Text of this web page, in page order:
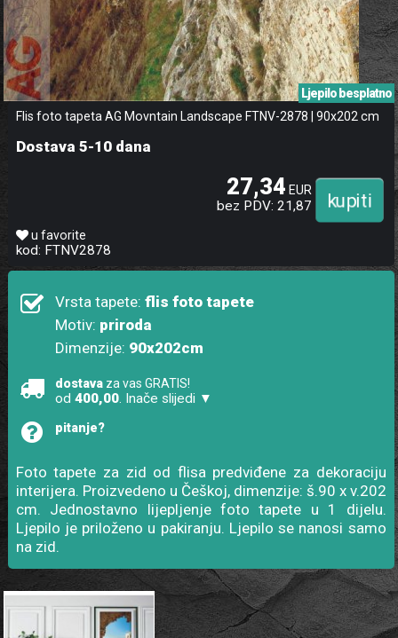
Flis foto tapeta AG Movntain Landscape FTNV-2878 | 90x202 cm
Ljepilo besplatno
Dostava 5-10 dana
27,34 EUR
bez PDV: 21,87
u favorite
kod: FTNV2878
Vrsta tapete:flis foto tapete
Motiv: priroda
Dimenzije: 90x202cm
dostava za vas GRATIS!
od400,00. Inače slijedi ▼
pitanje?
Foto tapete za zid od flisa predviđene za dekoraciju
interijera. Proizvedeno u Češkoj, dimenzije: š.90 x v.202
cm. Jednostavno lijepljenje foto tapete u 1 dijelu.
Ljepilo je priloženo u pakiranju. Ljepilo se nanosi samo
na zid.